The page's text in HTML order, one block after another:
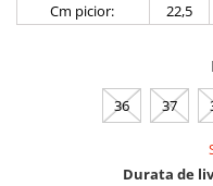
Cm picior:
22,5
36 37
Durata de